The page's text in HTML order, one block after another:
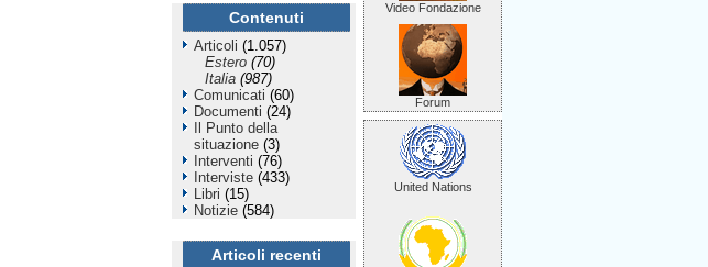
Contenuti
Articoli (1.057)
Estero (70)
Italia (987)
Comunicati (60)
Documenti (24)
Il Punto della
situazione (3)
Interventi (76)
Interviste (433)
Libri (15)
Notizie (584)
Articoli recenti
Video Fondazione
Forum
United Nations